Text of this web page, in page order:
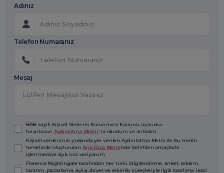
Adınız
Telefon Numaranız
Mesaj
6698 sayılı Kişisel Verilerin Korunması Kanunu uyarınca
hazırlanan Aydınlatma Metni 'ni okudum ve anladım.
Kişisel verilerimin yukarıda yer verilen Aydınlatma Metni ile bu metin
temelinde oluşturulan Açık Rıza Metni’nde belirtilen amaçlarla
işlenmesine açık rıza veriyorum.
Florence Nightingale tarafından her türlü bilgilendirme, anket, reklam,
tanıtım, pazarlama, açılış, davet ve etkinlik süreçleriyle ilgili tarafıma ticari